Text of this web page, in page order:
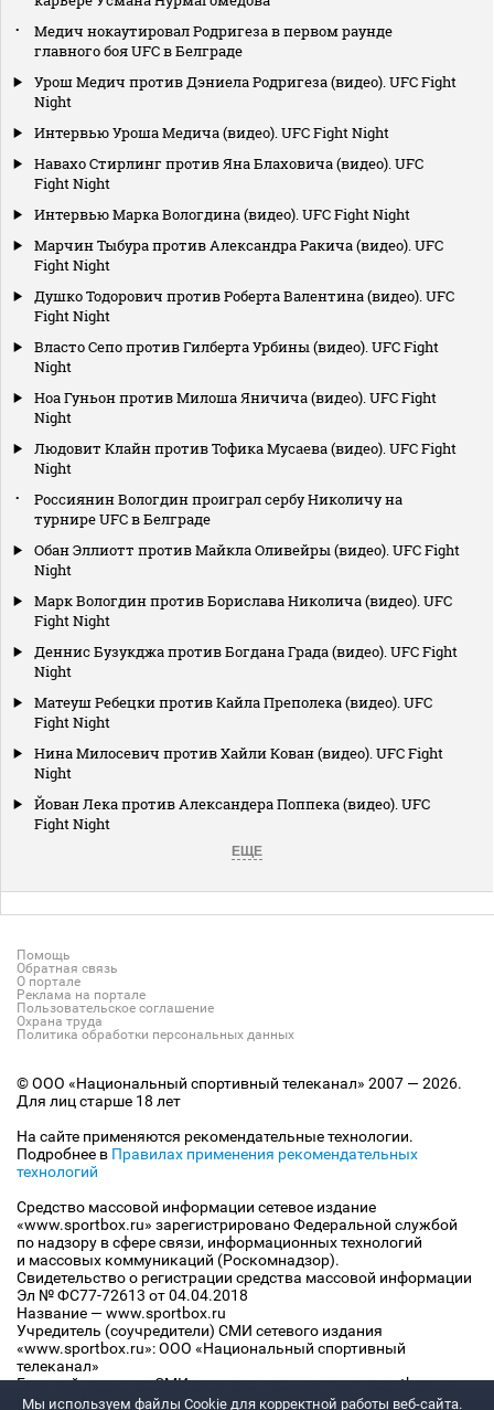
Медич нокаутировал Родригеза в первом раунде
главного боя UFC в Белграде
Урош Медич против Дэниела Родригеза (видео). UFC Fight
Night
Интервью Уроша Медича (видео). UFC Fight Night
Навахо Стирлинг против Яна Блаховича (видео). UFC
Fight Night
Интервью Марка Вологдина (видео). UFC Fight Night
Марчин Тыбура против Александра Ракича (видео). UFC
Fight Night
Душко Тодорович против Роберта Валентина (видео). UFC
Fight Night
Власто Сепо против Гилберта Урбины (видео). UFC Fight
Night
Ноа Гуньон против Милоша Яничича (видео). UFC Fight
Night
Людовит Клайн против Тофика Мусаева (видео). UFC Fight
Night
Россиянин Вологдин проиграл сербу Николичу на
турнире UFC в Белграде
Обан Эллиотт против Майкла Оливейры (видео). UFC Fight
Night
Марк Вологдин против Борислава Николича (видео). UFC
Fight Night
Деннис Бузукджа против Богдана Града (видео). UFC Fight
Night
Матеуш Ребецки против Кайла Преполека (видео). UFC
Fight Night
Нина Милосевич против Хайли Кован (видео). UFC Fight
Night
Йован Лека против Александера Поппека (видео). UFC
Fight Night
ЕЩЕ
Помощь
Обратная связь
О портале
Реклама на портале
Пользовательское соглашение
Охрана труда
Политика обработки персональных данных
© ООО «Национальный спортивный телеканал» 2007 — 2026.
Для лиц старше 18 лет
На сайте применяются рекомендательные технологии.
Подробнее в Правилах применения рекомендательных
технологий
Средство массовой информации сетевое издание
«www.sportbox.ru» зарегистрировано Федеральной службой
по надзору в сфере связи, информационных технологий
и массовых коммуникаций (Роскомнадзор).
Свидетельство о регистрации средства массовой информации
Эл № ФС77-72613 от 04.04.2018
Название — www.sportbox.ru
Учредитель (соучредители) СМИ сетевого издания
«www.sportbox.ru»: ООО «Национальный спортивный
телеканал»
Главный редактор СМИ сетевого издания «www.sportbox.ru»:
Конов В.А.
Мы используем файлы Сookie для корректной работы веб-сайта.